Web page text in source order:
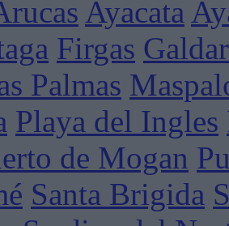
Ayacata
Firgas Galdar
Palmas
Playa del Ingles
de Mogan
Santa Brigida